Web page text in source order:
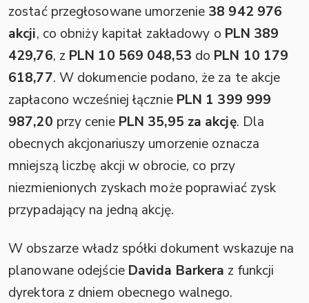
zostać przegłosowane umorzenie 38 942 976
akcji, co obniży kapitał zakładowy o PLN 389
429,76, z PLN 10 569 048,53 do PLN 10 179
618,77. W dokumencie podano, że za te akcje
zapłacono wcześniej łącznie PLN 1 399 999
987,20 przy cenie PLN 35,95 za akcję. Dla
obecnych akcjonariuszy umorzenie oznacza
mniejszą liczbę akcji w obrocie, co przy
niezmienionych zyskach może poprawiać zysk
przypadający na jedną akcję.
W obszarze władz spółki dokument wskazuje na
planowane odejście Davida Barkera z funkcji
dyrektora z dniem obecnego walnego.